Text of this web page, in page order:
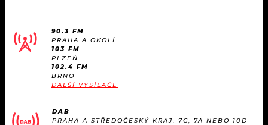
ROZHOVORY
#NEBUDUDOMA
RÁDIO
APLIKACE
PROGRAM
SOUTĚŽE
90.3 FM
PRAHA A OKOLÍ
103 FM
PLZEŇ
102.4 FM
BRNO
DALŠÍ VYSÍLAČE
DAB
PRAHA A STŘEDOČESKÝ KRAJ: 7C, 7A NEBO 10D